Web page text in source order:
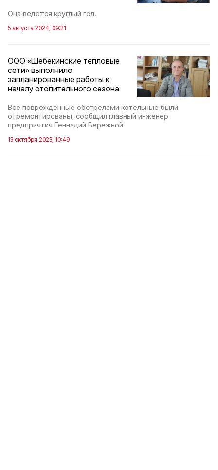
Она ведётся круглый год.
5 августа 2024, 09:21
ООО «Шебекинские тепловые
сети» выполнило
запланированные работы к
началу отопительного сезона
Все повреждённые обстрелами котельные были
отремонтированы, сообщил главный инженер
предприятия Геннадий Бережной.
13 октября 2023, 10:49